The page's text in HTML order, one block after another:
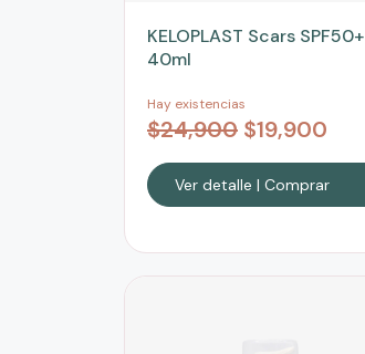
KELOPLAST Scars SPF50+
40ml
Hay existencias
$24,900 $19,900
Ver detalle | Comprar